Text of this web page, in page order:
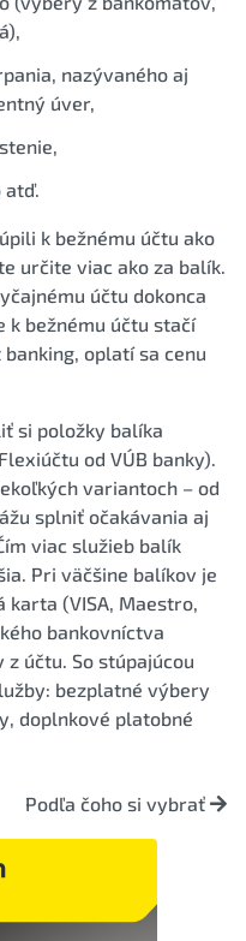
nazývaného aj
úver,
atď.
k bežnému účtu ako
určite viac ako za balík.
účtu dokonca
k bežnému účtu stačí
oplatí sa cenu
si položky balíka
od VÚB banky).
variantoch – od
splniť očakávania aj
viac služieb balík
Pri väčšine balíkov je
karta (VISA, Maestro,
bankovníctva
účtu. So stúpajúcou
bezplatné výbery
doplnkové platobné
Podľa čoho si vybrať